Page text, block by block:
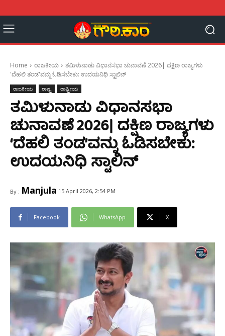
Home ರಾಜಕೀಯ
ತಮಿಳುನಾಡು ವಿಧಾನಸಭಾ ಚುನಾವಣೆ 2026| ದಕ್ಷಿಣ ರಾಜ್ಯಗಳು
'ದೆಹಲಿ ತಂಡ'ವನ್ನು ಓಡಿಸಬೇಕು: ಉದಯನಿಧಿ ಸ್ಟಾಲಿನ್
ರಾಜಕೀಯ ರಾಷ್ಟ್ರ ರಾಷ್ಟ್ರೀಯ
ತಮಿಳುನಾಡು ವಿಧಾನಸಭಾ
ಚುನಾವಣೆ 2026| ದಕ್ಷಿಣ ರಾಜ್ಯಗಳು
‘ದೆಹಲಿ ತಂಡ’ವನ್ನು ಓಡಿಸಬೇಕು:
ಉದಯನಿಧಿ ಸ್ಟಾಲಿನ್
By : Manjula 15 April 2026, 2:54 PM
Facebook WhatsApp X